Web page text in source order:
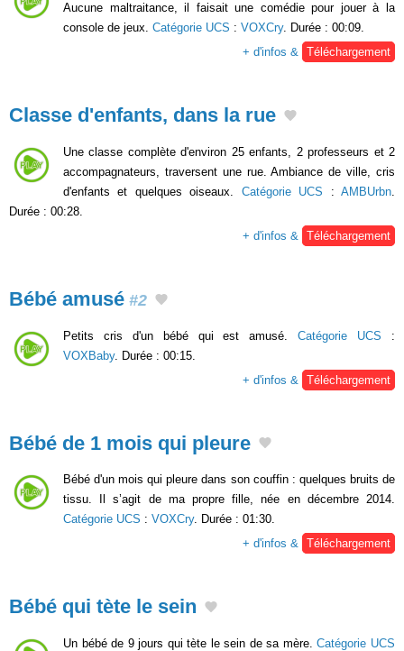
Aucune maltraitance, il faisait une comédie pour jouer à la
console de jeux. Catégorie UCS : VOXCry. Durée : 00:09.
+ d'infos & Téléchargement
Classe d'enfants, dans la rue
Une classe complète d'environ 25 enfants, 2 professeurs et 2
accompagnateurs, traversent une rue. Ambiance de ville, cris
d'enfants et quelques oiseaux. Catégorie UCS :AMBUrbn
Durée : 00:28.
+ d'infos &
Téléchargement
Bébé amusé #2
Petits cris d'un bébé qui est amusé.Catégorie UCS :
VOXBaby. Durée : 00:15.
+ d'infos &
Téléchargement
Bébé de 1 mois qui pleure
Bébé d'un mois qui pleure dans son couffin : quelques bruits de
tissu. Il s’agit de ma propre fille, née en décembre 2014.
Catégorie UCS : VOXCry. Durée : 01:30.
+ d'infos & Téléchargement
Bébé qui tète le sein
Un bébé de 9 jours qui tète le sein de sa mère.Catégorie UCS